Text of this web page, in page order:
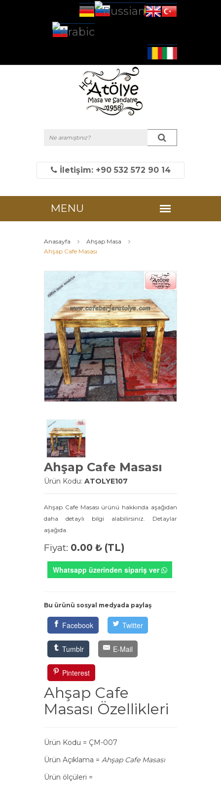
İletişim: +90 532 572 90 14
Anasayfa
Ahşap Masa
Ahşap Cafe Masası
Ahşap Cafe Masası
Ürün Kodu: ATOLYE107
Ahşap Cafe Masası ürünü hakkında aşağıdan
daha detaylı bilgi alabilirsiniz. Detaylar
aşağıda.
Fiyat: 0.00 ₺ (TL)
Whatsapp üzerinden sipariş ver
Bu ürünü sosyal medyada paylaş
Facebook Twitter
Tumblr E-Mail
Pinterest
Ahşap Cafe
Masası Özellikleri
Ürün Kodu = ÇM-007
Ürün Açıklama = Ahşap Cafe Masası
Ürün ölçüleri =